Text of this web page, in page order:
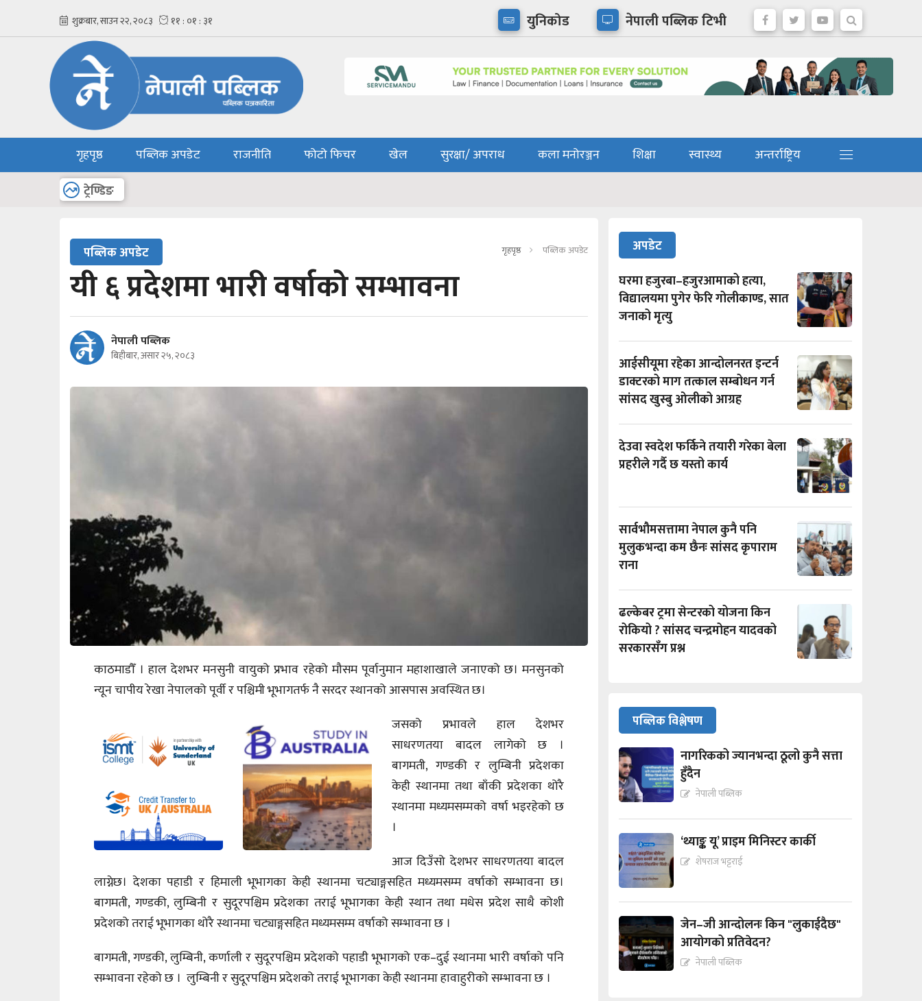
युनिकोड नेपाली पब्लिक टिभी
गृहपृष्ठ पब्लिक अपडेट राजनीति फोटो फिचर खेल सुरक्षा/ अपराध कला मनोरञ्जन शिक्षा स्वास्थ्य
अन्तर्राष्ट्रिय
अन्य
ट्रेण्डिङ
पब्लिक अपडेट गृहपृष्ठ पब्लिक अपडेट
यी ६ प्रदेशमा भारी वर्षाको सम्भावना
नेपाली पब्लिक
बिहीबार, असार २५, २०८३
काठमाडौँ । हाल देशभर मनसुनी वायुको प्रभाव रहेको मौसम पूर्वानुमान महाशाखाले जनाएको छ। मनसुनको
न्यून चापीय रेखा नेपालको पूर्वी र पश्चिमी भूभागतर्फ नै सरदर स्थानको आसपास अवस्थित छ।
जसको प्रभावले हाल देशभर
साधरणतया बादल लागेको छ ।
बागमती, गण्डकी र लुम्बिनी प्रदेशका
केही स्थानमा तथा बाँकी प्रदेशका थोरै
स्थानमा मध्यमसम्मको वर्षा भइरहेको छ
।
आज दिउँसो देशभर साधरणतया बादल
लाग्नेछ। देशका पहाडी र हिमाली भूभागका केही स्थानमा चट्याङ्गसहित मध्यमसम्म वर्षाको सम्भावना छ।
बागमती, गण्डकी, लुम्बिनी र सुदूरपश्चिम प्रदेशका तराई भूभागका केही स्थान तथा मधेस प्रदेश साथै कोशी
प्रदेशको तराई भूभागका थोरै स्थानमा चट्याङ्गसहित मध्यमसम्म वर्षाको सम्भावना छ ।
बागमती, गण्डकी, लुम्बिनी, कर्णाली र सुदूरपश्चिम प्रदेशको पहाडी भूभागको एक–दुई स्थानमा भारी वर्षाको पनि
सम्भावना रहेको छ । लुम्बिनी र सुदूरपश्चिम प्रदेशको तराई भूभागका केही स्थानमा हावाहुरीको सम्भावना छ ।
अपडेट
घरमा हजुरबा–हजुरआमाको हत्या,
विद्यालयमा पुगेर फेरि गोलीकाण्ड, सात
जनाको मृत्यु
आईसीयूमा रहेका आन्दोलनरत इन्टर्न
डाक्टरको माग तत्काल सम्बोधन गर्न
सांसद खुस्बु ओलीको आग्रह
देउवा स्वदेश फर्किने तयारी गरेका बेला
प्रहरीले गर्दै छ यस्तो कार्य
सार्वभौमसत्तामा नेपाल कुनै पनि
मुलुकभन्दा कम छैनः सांसद कृपाराम
राना
ढल्केबर ट्रमा सेन्टरको योजना किन
रोकियो ? सांसद चन्द्रमोहन यादवको
सरकारसँग प्रश्न
पब्लिक विश्लेषण
नागरिकको ज्यानभन्दा ठूलो कुनै सत्ता
हुँदैन
नेपाली पब्लिक
‘थ्याङ्क यू’ प्राइम मिनिस्टर कार्की
शेषराज भट्टराई
जेन–जी आन्दोलनः किन "लुकाईदैछ"
आयोगको प्रतिवेदन?
नेपाली पब्लिक